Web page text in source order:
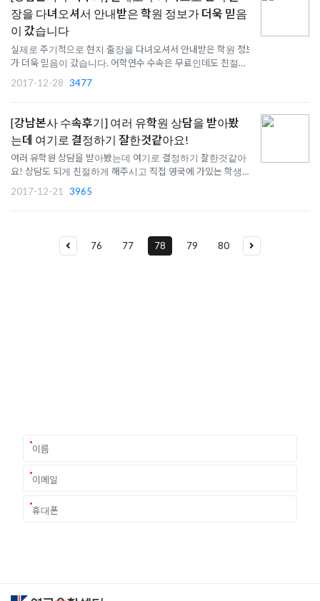
장을 다녀오셔서 안내받은 학원 정보가 더욱 믿음
이 갔습니다
실제로 주기적으로 현지 출장을 다녀오셔서 안내받은 학원 정보
가 더욱 믿음이 갔습니다. 어학연수 수속은 무료인데도 친절하
세한 매뉴얼을 주시고 카톡으로 실시간으로 도와주셔서 바쁜 학
각하..
2017-12-28 3477
[강남본사 수속후기] 여러 유학원 상담을 받아봤
는데 여기로 결정하기 잘한것같아요!
여러 유학원 상담을 받아봤는데 여기로 결정하기 잘한것같아
요! 상담도 되게 친절하게 해주시고 직접 영국에 가있는 학생들
도 만나보시고 얘기해주시는것도 다 하나하나 자세히 알려주셔
서 진행할때 되게 편했어요. 특히 비자신청 준비할때 필요한 서
2017-12-21 3965
76 77 78 79 80